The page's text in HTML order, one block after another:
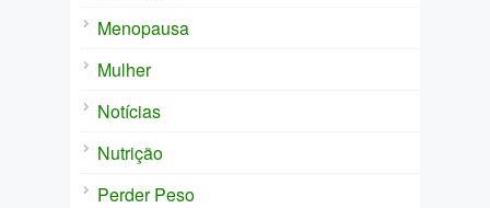
Menopausa
Mulher
Notícias
Nutrição
Perder Peso